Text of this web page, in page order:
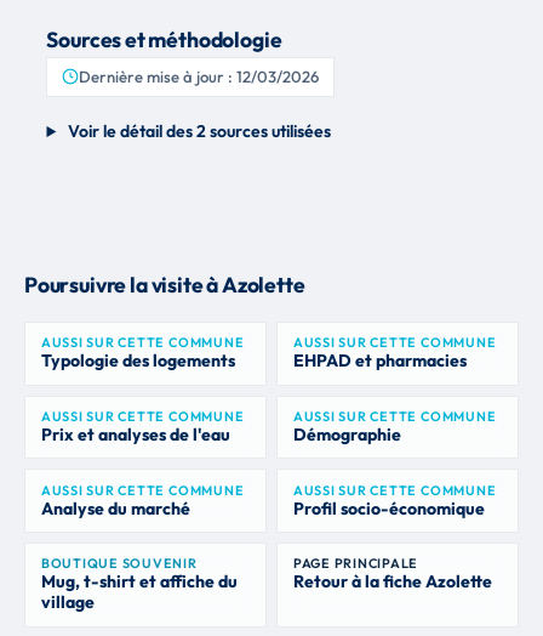
Sources et méthodologie
Dernière mise à jour : 12/03/2026
Voir le détail des 2 sources utilisées
Poursuivre la visite à Azolette
AUSSI SUR CETTE COMMUNE
Typologie des logements
AUSSI SUR CETTE COMMUNE
EHPAD et pharmacies
AUSSI SUR CETTE COMMUNE
Prix et analyses de l'eau
AUSSI SUR CETTE COMMUNE
Démographie
AUSSI SUR CETTE COMMUNE
Analyse du marché
AUSSI SUR CETTE COMMUNE
Profil socio-économique
BOUTIQUE SOUVENIR
Mug, t-shirt et affiche du
village
PAGE PRINCIPALE
Retour à la fiche Azolette